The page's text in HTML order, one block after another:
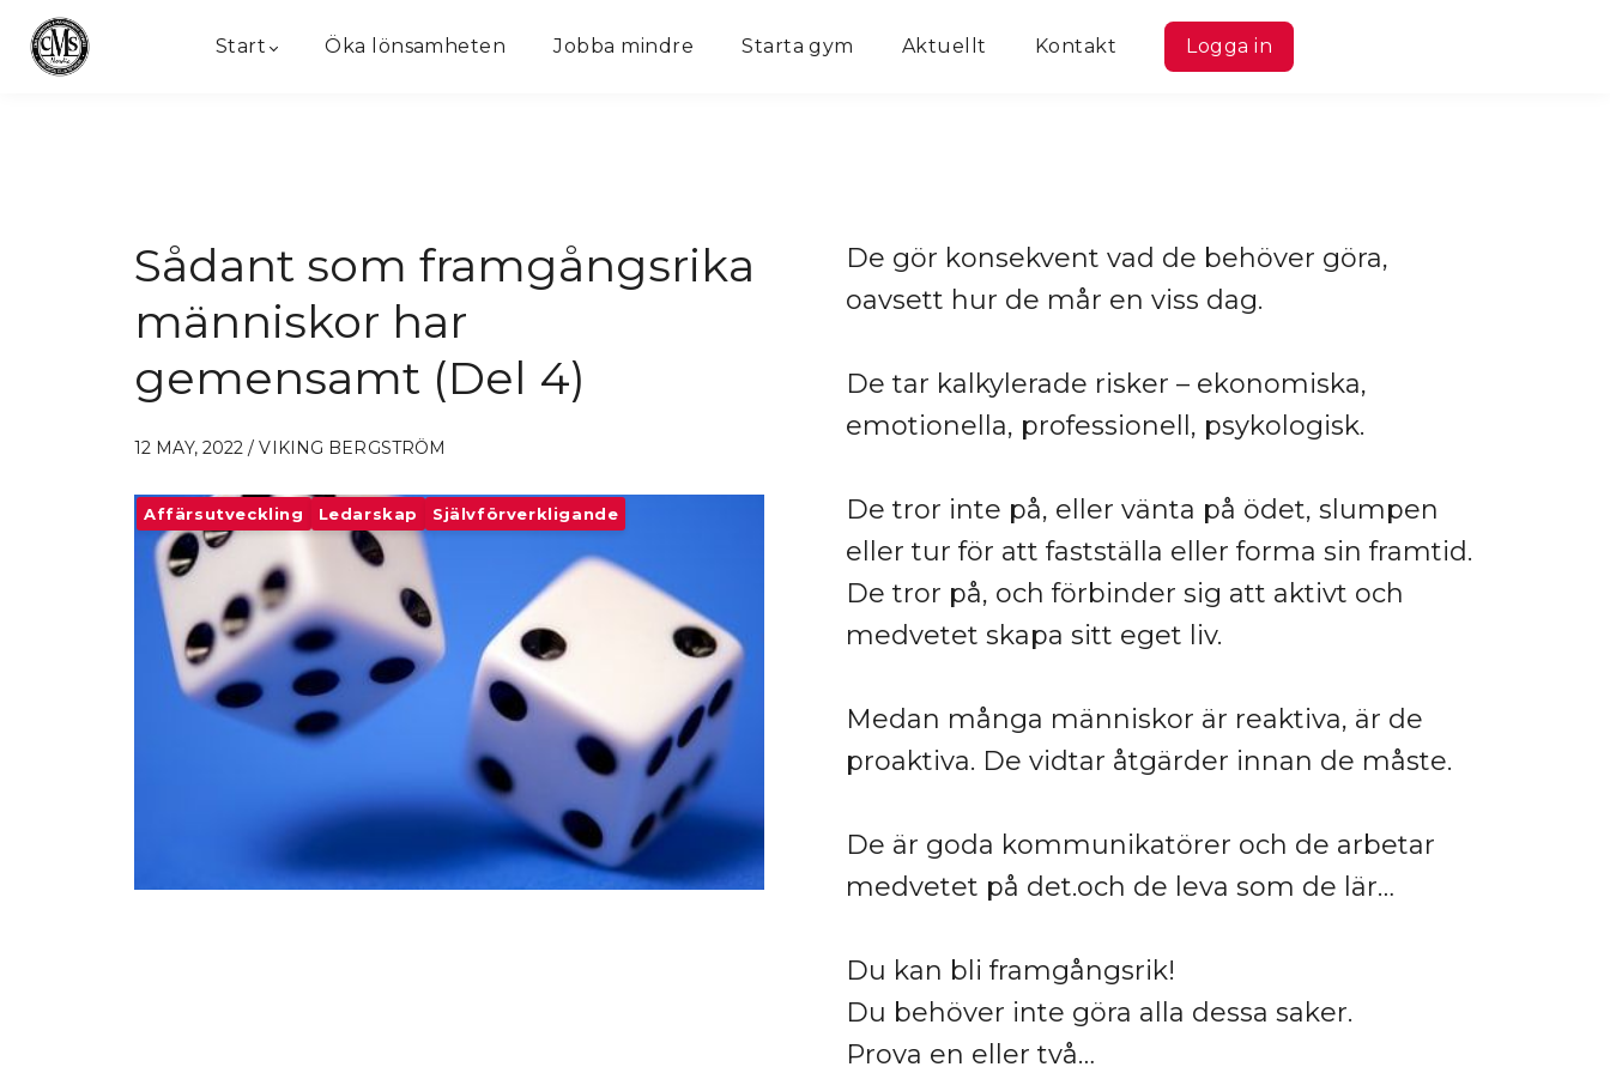
Start Öka lönsamheten Jobba mindre Starta gym Aktuellt Kontakt Logga in
Sådant som framgångsrika
människor har
gemensamt (Del 4)
12 MAY, 2022 / VIKING BERGSTRÖM
Affärsutveckling Ledarskap Självförverkligande
De gör konsekvent vad de behöver göra,
oavsett hur de mår en viss dag.
De tar kalkylerade risker – ekonomiska,
emotionella, professionell, psykologisk.
De tror inte på, eller vänta på ödet, slumpen
eller tur för att fastställa eller forma sin framtid.
De tror på, och förbinder sig att aktivt och
medvetet skapa sitt eget liv.
Medan många människor är reaktiva, är de
proaktiva. De vidtar åtgärder innan de måste.
De är goda kommunikatörer och de arbetar
medvetet på det.och de leva som de lär…
Du kan bli framgångsrik!
Du behöver inte göra alla dessa saker.
Prova en eller två…